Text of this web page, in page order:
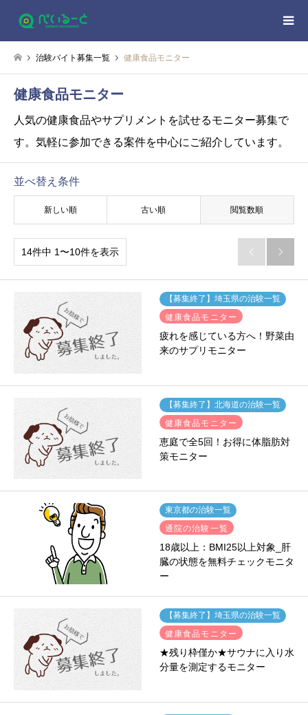
治験バイト募集一覧 健康食品モニター
健康食品モニター
人気の健康食品やサプリメントを試せるモニター募集で
す。気軽に参加できる案件を中心にご紹介しています。
並べ替え条件
新しい順 古い順 閲覧数順
14件中 1〜10件を表示  
【募集終了】埼玉県の治験一覧
健康食品モニター
疲れを感じている方へ！野菜由
来のサプリモニター
【募集終了】北海道の治験一覧
健康食品モニター
恵庭で全5回！お得に体脂肪対
策モニター
東京都の治験一覧
通院の治験一覧
18歳以上：BMI25以上対象_肝
臓の状態を無料チェックモニタ
ー
【募集終了】埼玉県の治験一覧
健康食品モニター
★残り枠僅か★サウナに入り水
分量を測定するモニター